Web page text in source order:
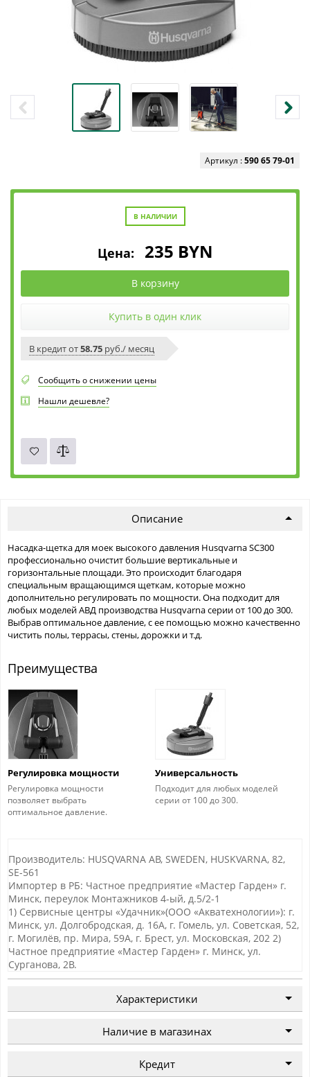
Артикул :590 65 79-01
В НАЛИЧИИ
Цена: 235 BYN
В корзину
Купить в один клик
В кредит от58.75 руб./ месяц
Сообщить о снижении цены
Нашли дешевле?
Описание
Насадка-щетка для моек высокого давления Husqvarna SC300
профессионально очистит большие вертикальные и
горизонтальные площади. Это происходит благодаря
специальным вращающимся щеткам, которые можно
дополнительно регулировать по мощности. Она подходит для
любых моделей АВД производства Husqvarna серии от 100 до 300.
Выбрав оптимальное давление, с ее помощью можно качественно
чистить полы, террасы, стены, дорожки и т.д.
Преимущества
Регулировка мощности
Регулировка мощности
позволяет выбрать
оптимальное давление.
Универсальность
Подходит для любых моделей
серии от 100 до 300.
Производитель: HUSQVARNA AB, SWEDEN, HUSKVARNA, 82,
SE-561
Импортер в РБ: Частное предприятие «Мастер Гарден» г.
Минск, переулок Монтажников 4-ый, д.5/2-1
1) Сервисные центры «Удачник»(ООО «Акватехнологии»): г.
Минск, ул. Долгобродская, д. 16А, г. Гомель, ул. Советская, 52,
г. Могилёв, пр. Мира, 59А, г. Брест, ул. Московская, 202 2)
Частное предприятие «Мастер Гарден» г. Минск, ул.
Сурганова, 2В.
Характеристики
Наличие в магазинах
Кредит